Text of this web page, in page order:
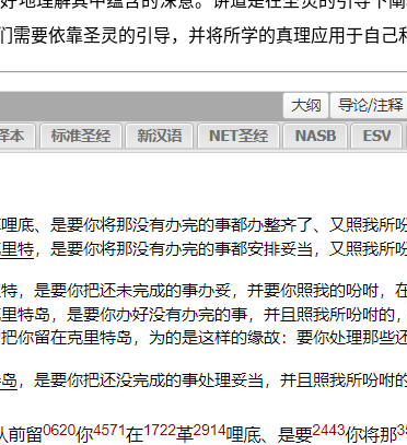
要依靠圣灵的引导，并将所学的真理应用于自己